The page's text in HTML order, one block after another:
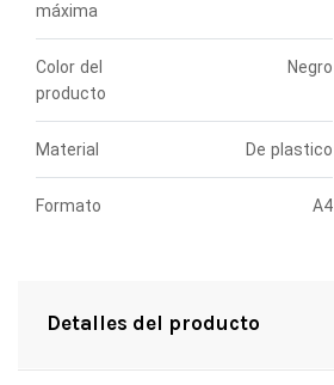
máxima
Color del
producto
Negro
Material De plastico
Formato A4
Detalles del producto